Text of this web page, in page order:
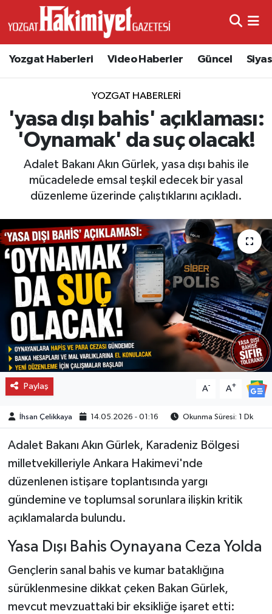
Yozgat Haberleri Video Haberler Güncel
YOZGAT HABERLERI
'yasa dışı bahis' açıklaması:
'Oynamak' da suç olacak!
Adalet Bakanı Akın Gürlek, yasa dışı bahis ile
mücadelede emsal teşkil edecek bir yasal
düzenleme üzerinde çalıştıklarını açıkladı.
Paylaş A- A+
İhsan Çelikkaya 14.05.2026 - 01:16 Okunma Süresi: 1 Dk
Adalet Bakanı Akın Gürlek, Karadeniz Bölgesi
milletvekilleriyle Ankara Hakimevi'nde
düzenlenen istişare toplantısında yargı
gündemine ve toplumsal sorunlara ilişkin kritik
açıklamalarda bulundu.
Yasa Dışı Bahis Oynayana Ceza Yolda
Gençlerin sanal bahis ve kumar bataklığına
sürüklenmesine dikkat çeken Bakan Gürlek,
mevcut mevzuattaki bir eksikliğe işaret etti: